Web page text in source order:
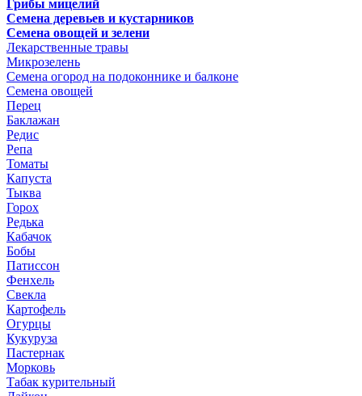
Грибы мицелий
Семена деревьев и кустарников
Семена овощей и зелени
Лекарственные травы
Микрозелень
Семена огород на подоконнике и балконе
Семена овощей
Перец
Баклажан
Редис
Репа
Томаты
Капуста
Тыква
Горох
Редька
Кабачок
Бобы
Патиссон
Фенхель
Свекла
Картофель
Огурцы
Кукуруза
Пастернак
Морковь
Табак курительный